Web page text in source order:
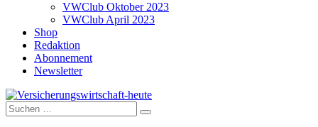
VWClub Oktober 2023
VWClub April 2023
Shop
Redaktion
Abonnement
Newsletter
Versicherungswirtschaft-heute
Suche
nach: